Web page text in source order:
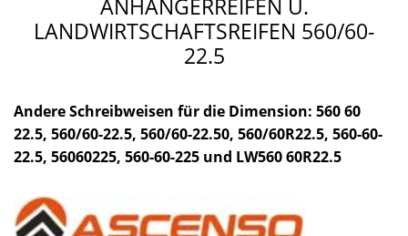
ANHÄNGERREIFEN U.
LANDWIRTSCHAFTSREIFEN 560/60-
22.5
Andere Schreibweisen für die Dimension: 560 60
22.5, 560/60-22.5, 560/60-22.50, 560/60R22.5, 560-60-
22.5, 56060225, 560-60-225 und LW560 60R22.5